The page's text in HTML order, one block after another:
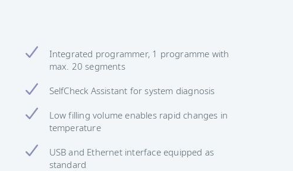
Integrated programmer, 1 programme with
max. 20 segments
SelfCheck Assistant for system diagnosis
Low filling volume enables rapid changes in
temperature
USB and Ethernet interface equipped as
standard